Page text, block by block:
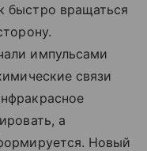
быстро вращаться
импульсами
связи
а
Новый